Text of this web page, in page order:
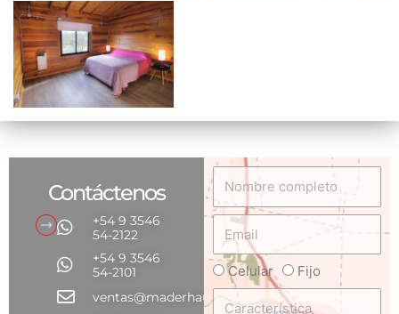
Contáctenos
+54 9 3546
54-2122
+54 9 3546
54-2101
ventas@maderhaus.com
Nombre
completo
Email
Teléfono
Celular Fijo
Característica